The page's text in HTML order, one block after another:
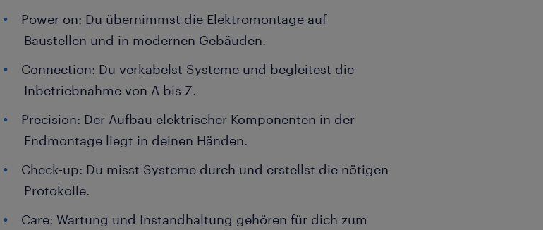
Power on: Du übernimmst die Elektromontage auf
Baustellen und in modernen Gebäuden.
Connection: Du verkabelst Systeme und begleitest die
Inbetriebnahme von A bis Z.
Precision: Der Aufbau elektrischer Komponenten in der
Endmontage liegt in deinen Händen.
Check-up: Du misst Systeme durch und erstellst die nötigen
Protokolle.
Care: Wartung und Instandhaltung gehören für dich zum